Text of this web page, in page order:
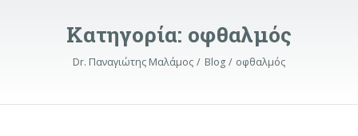
Κατηγορία: οφθαλμός
Dr. Παναγιώτης Μαλάμος Blog οφθαλμός